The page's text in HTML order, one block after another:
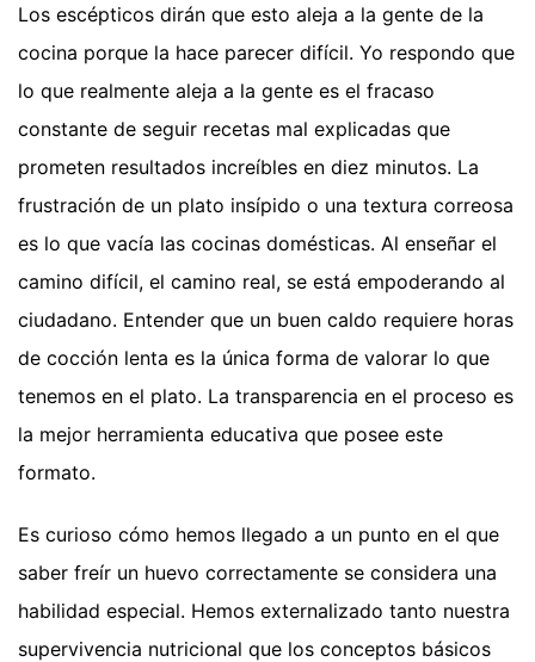
Los escépticos dirán que esto aleja a la gente de la
cocina porque la hace parecer difícil. Yo respondo que
lo que realmente aleja a la gente es el fracaso
constante de seguir recetas mal explicadas que
prometen resultados increíbles en diez minutos. La
frustración de un plato insípido o una textura correosa
es lo que vacía las cocinas domésticas. Al enseñar el
camino difícil, el camino real, se está empoderando al
ciudadano. Entender que un buen caldo requiere horas
de cocción lenta es la única forma de valorar lo que
tenemos en el plato. La transparencia en el proceso es
la mejor herramienta educativa que posee este
formato.
Es curioso cómo hemos llegado a un punto en el que
saber freír un huevo correctamente se considera una
habilidad especial. Hemos externalizado tanto nuestra
supervivencia nutricional que los conceptos básicos